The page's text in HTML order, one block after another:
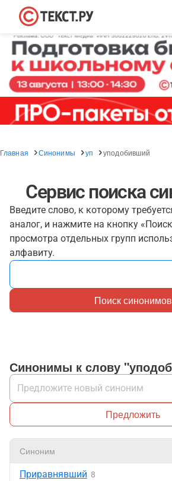
Главная Синонимы уп уподобивший
Сервис поиска
Введите слово, к которому
аналог, и нажмите на кнопку
просмотра отдельных групп
алфавиту.
Поиск синонимов
Синонимы к слову
Предложить
Синоним
Приравнявший 8